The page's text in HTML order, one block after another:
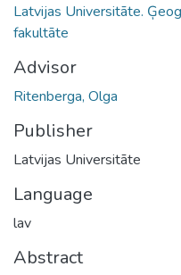
Latvijas Universitāte.
fakultāte
Advisor
Ritenberga, Olga
Publisher
Latvijas Universitāte
Language
lav
Abstract